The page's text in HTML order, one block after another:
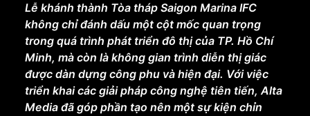
Lễ khánh thành Tòa tháp Saigon Marina IFC
không chỉ đánh dấu một cột mốc quan trọng
trong quá trình phát triển đô thị của TP. Hồ Chí
Minh, mà còn là không gian trình diễn thị giác
được dàn dựng công phu và hiện đại. Với việc
triển khai các giải pháp công nghệ tiên tiến, Alta
Media đã góp phần tạo nên một sự kiện chỉn